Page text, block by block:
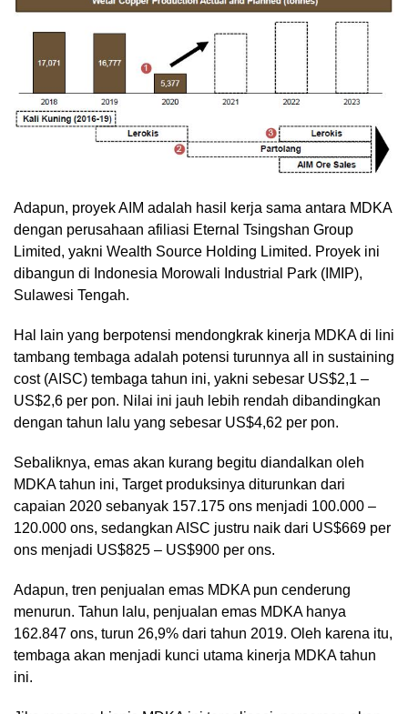
Adapun, proyek AIM adalah hasil kerja sama antara MDKA
dengan perusahaan afiliasi Eternal Tsingshan Group
Limited, yakni Wealth Source Holding Limited. Proyek ini
dibangun di Indonesia Morowali Industrial Park (IMIP),
Sulawesi Tengah.
Hal lain yang berpotensi mendongkrak kinerja MDKA di lini
tambang tembaga adalah potensi turunnya all in sustaining
cost (AISC) tembaga tahun ini, yakni sebesar US$2,1 –
US$2,6 per pon. Nilai ini jauh lebih rendah dibandingkan
dengan tahun lalu yang sebesar US$4,62 per pon.
Sebaliknya, emas akan kurang begitu diandalkan oleh
MDKA tahun ini, Target produksinya diturunkan dari
capaian 2020 sebanyak 157.175 ons menjadi 100.000 –
120.000 ons, sedangkan AISC justru naik dari US$669 per
ons menjadi US$825 – US$900 per ons.
Adapun, tren penjualan emas MDKA pun cenderung
menurun. Tahun lalu, penjualan emas MDKA hanya
162.847 ons, turun 26,9% dari tahun 2019. Oleh karena itu,
tembaga akan menjadi kunci utama kinerja MDKA tahun
ini.